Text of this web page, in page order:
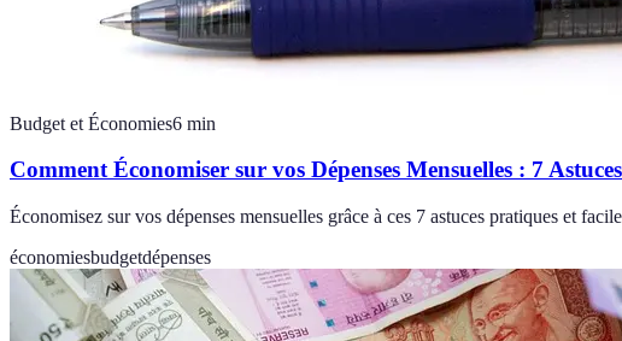
Budget et Économies6 min
Comment Économiser sur vos Dépenses Mensuelles : 7
Économisez sur vos dépenses mensuelles grâce à ces 7 astuces pratiques et
économiesbudgetdépenses